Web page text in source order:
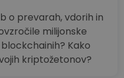
o prevarah, vdorih in
milijonske
Kako
kriptožetonov?